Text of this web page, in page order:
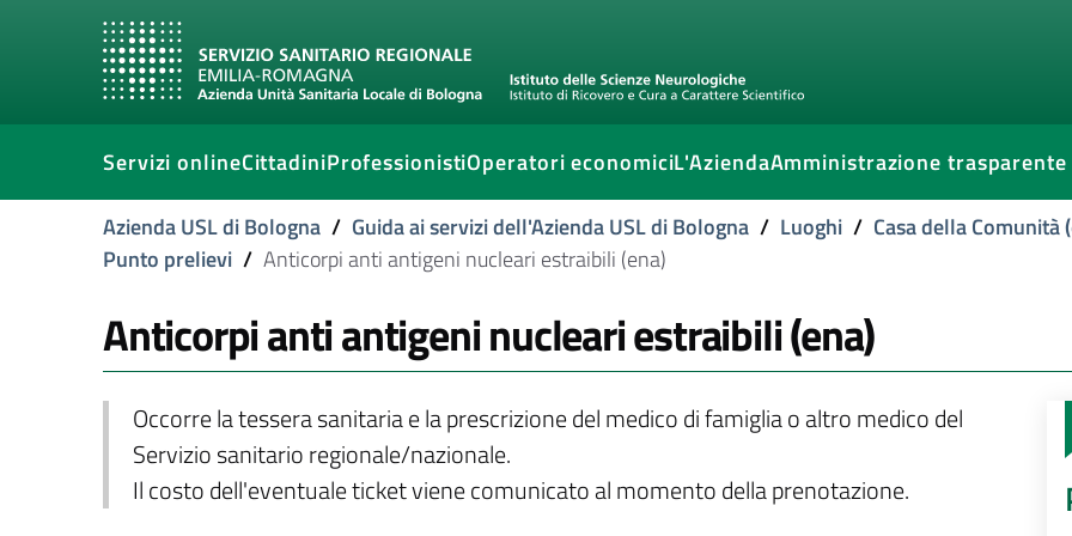
Servizi onlineCittadiniProfessionistiOperatori economiciL'AziendaAmministrazione trasparente
Azienda USL di Bologna / Guida ai servizi dell'Azienda USL di Bologna / Luoghi / Casa della Comunità
Punto prelievi / Anticorpi anti antigeni nucleari estraibili (ena)
Anticorpi anti antigeni nucleari estraibili (ena)
Occorre la tessera sanitaria e la prescrizione del medico di famiglia o altro medico del
Servizio sanitario regionale/nazionale.
Il costo dell'eventuale ticket viene comunicato al momento della prenotazione.